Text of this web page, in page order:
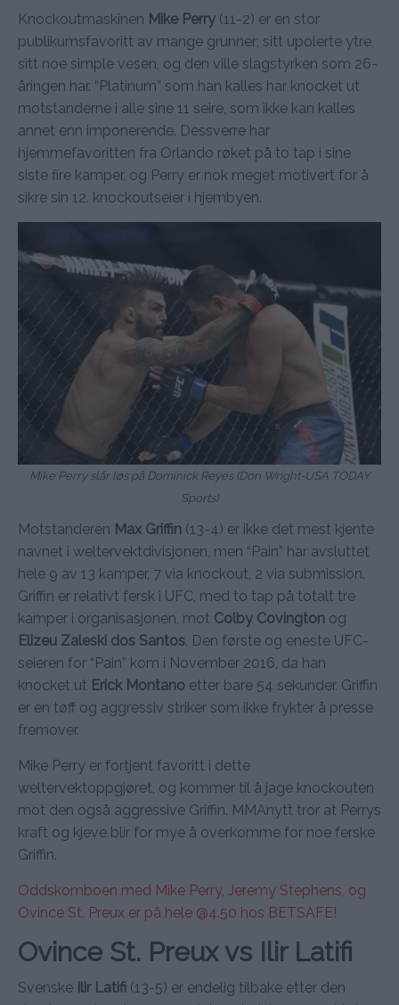
Knockoutmaskinen Mike Perry (11-2) er en stor
publikumsfavoritt av mange grunner; sitt upolerte ytre,
sitt noe simple vesen, og den ville slagstyrken som 26-
åringen har. “Platinum” som han kalles har knocket ut
motstanderne i alle sine 11 seire, som ikke kan kalles
annet enn imponerende. Dessverre har
hjemmefavoritten fra Orlando røket på to tap i sine
siste fire kamper, og Perry er nok meget motivert for å
sikre sin 12. knockoutseier i hjembyen.
Mike Perry slår løs på Dominick Reyes (Don Wright-USA TODAY
Sports)
Motstanderen Max Griffin (13-4) er ikke det mest kjente
navnet i weltervektdivisjonen, men “Pain” har avsluttet
hele 9 av 13 kamper, 7 via knockout, 2 via submission.
Griffin er relativt fersk i UFC, med to tap på totalt tre
kamper i organisasjonen, mot Colby Covington og
Elizeu Zaleski dos Santos. Den første og eneste UFC-
seieren for “Pain” kom i November 2016, da han
knocket ut Erick Montano etter bare 54 sekunder. Griffin
er en tøff og aggressiv striker som ikke frykter å presse
fremover.
Mike Perry er fortjent favoritt i dette
weltervektoppgjøret, og kommer til å jage knockouten
mot den også aggressive Griffin. MMAnytt tror at Perrys
kraft og kjeve blir for mye å overkomme for noe ferske
Griffin.
Oddskomboen med Mike Perry, Jeremy Stephens, og
Ovince St. Preux er på hele @4.50 hos BETSAFE!
Ovince St. Preux vs Ilir Latifi
Svenske Ilir Latifi (13-5) er endelig tilbake etter den